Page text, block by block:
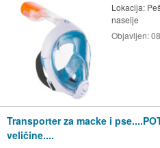
Lokacija:
naselje
Objavljen:
Transporter za macke i
veličine....